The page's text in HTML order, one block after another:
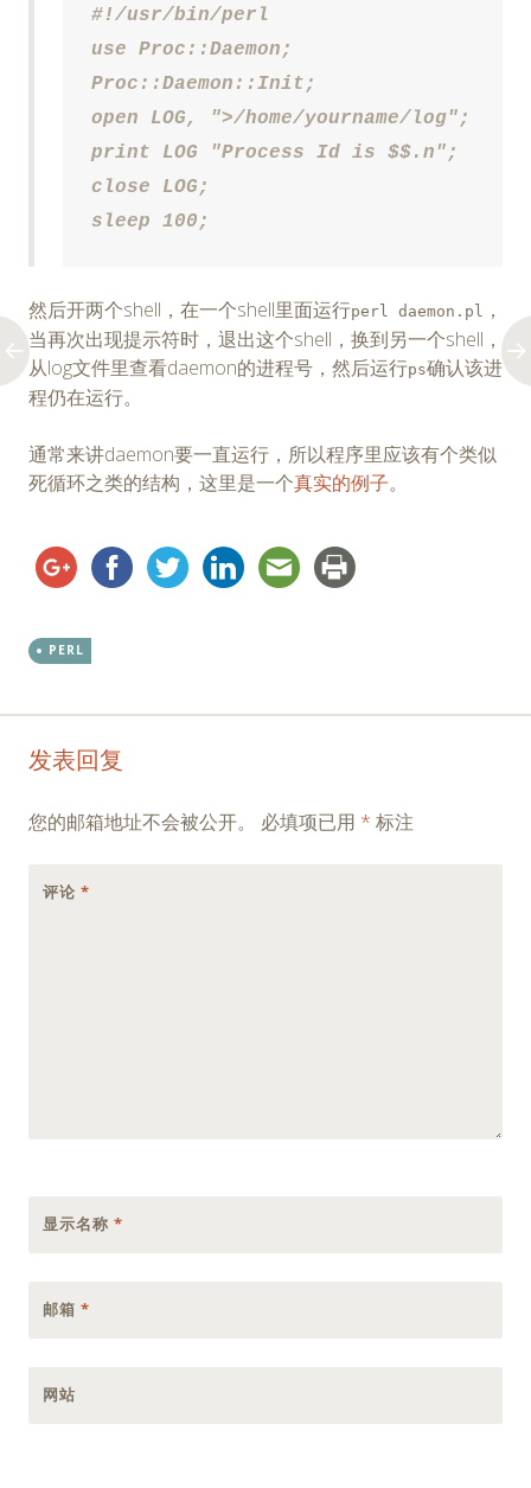
#!/usr/bin/perl
use Proc::Daemon;
Proc::Daemon::Init;
open LOG, ">/home/yourname/log";
print LOG "Process Id is $$.n";
close LOG;
sleep 100;
然后开两个shell，在一个shell里面运行perl daemon.pl
，
当再次出现提示符时，退出这个shell，换到另一个shell，
从log文件里查看daemon的进程号，然后运行ps确认该进
程仍在运行。
通常来讲daemon要一直运行，所以程序里应该有个类似
死循环之类的结构，这里是一个真实的例子。
PERL
Post
navigation
发表回复
您的邮箱地址不会被公开。 必填项已用 * 标注
评论 *
显示名称 *
邮箱 *
网站